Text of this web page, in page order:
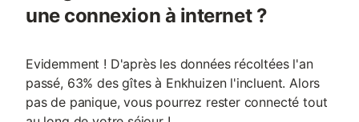
une connexion à internet ?
Evidemment ! D'après les données récoltées l'an
passé, 63% des gîtes à Enkhuizen l'incluent. Alors
pas de panique, vous pourrez rester connecté tout